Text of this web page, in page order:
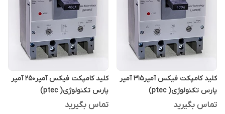
کلید کامپکت فیکس آمپر315 آمپر
پارس تکنولوژی( ptec)
تماس بگیرید
کلید کامپکت فیکس آمپر250 آمپر
پارس تکنولوژی( ptec)
تماس بگیرید